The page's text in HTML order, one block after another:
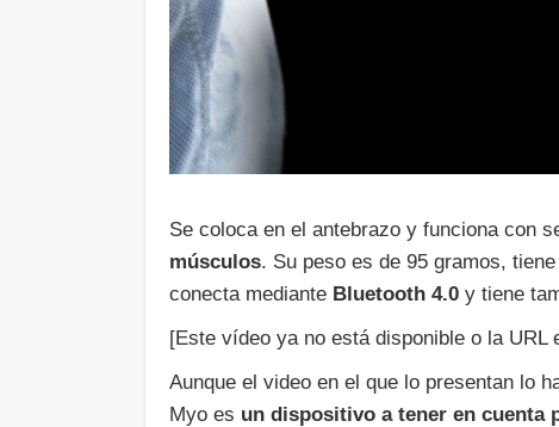
Se coloca en el antebrazo y funciona con
músculos. Su peso es de 95 gramos,
conecta mediante Bluetooth 4.0 y tiene
[Este vídeo ya no está disponible o la URL
Aunque el video en el que lo presentan lo
Myo es un dispositivo a tener en cuenta